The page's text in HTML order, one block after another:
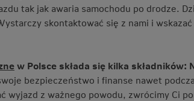
tak jak awaria samochodu po drodze.
skontaktować się z nami i
w Polsce składa się kilka składników:
bezpieczeństwo i finanse nawet
wyjazd z ważnego powodu, zwrócimy Ci